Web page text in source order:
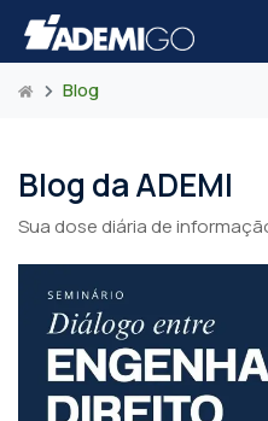
Blog
Blog da ADEMI
Sua dose diária de